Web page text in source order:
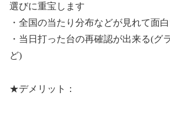
選びに重宝します
・全国の当たり分布などが見れ
・当日打った台の再確認が出来る(グ
ど)
★デメリット：